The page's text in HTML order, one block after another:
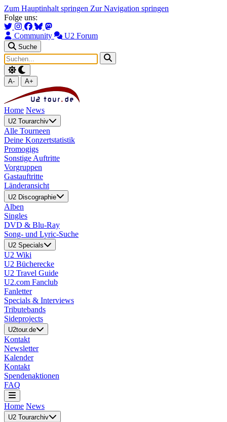
Zum Hauptinhalt springen Zur Navigation springen
Folge uns:
Community U2 Forum
Suche
A- A+
Home News
U2 Tourarchiv
Alle Tourneen
Deine Konzertstatistik
Promogigs
Sonstige Auftritte
Vorgruppen
Gastauftritte
Länderansicht
U2 Discographie
Alben
Singles
DVD & Blu-Ray
Song- und Lyric-Suche
U2 Specials
U2 Wiki
U2 Bücherecke
U2 Travel Guide
U2.com Fanclub
Fanletter
Specials & Interviews
Tributebands
Sideprojects
U2tour.de
Kontakt
Newsletter
Kalender
Kontakt
Spendenaktionen
FAQ
Home News
U2 Tourarchiv